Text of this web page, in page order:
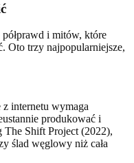
i mitów, które
Oto trzy najpopularniejsze,
z internetu wymaga
produkować i
The Shift Project (2022),
ślad węglowy niż cała